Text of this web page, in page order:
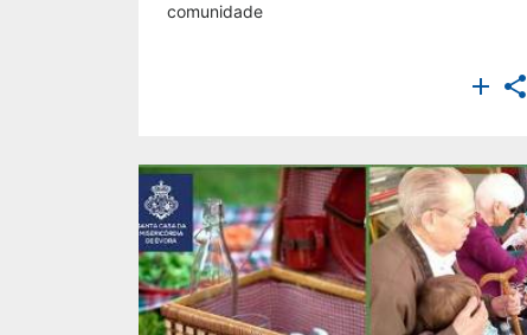
comunidade
 